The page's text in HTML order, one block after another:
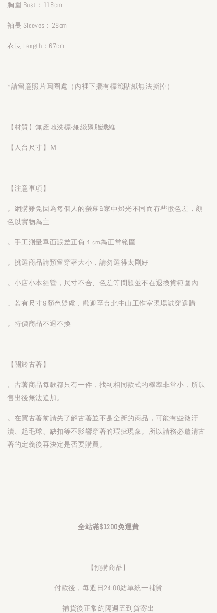
胸圍 Bust：118cm
袖長 Sleeves：28cm
衣長 Length：67cm
*請留意照片圓圈處（內裡下擺有標籤貼紙無法撕掉）
【材質】無產地洗標-細緻聚脂纖維
【人台尺寸】Ｍ
【注意事項】
。網購難免因為每個人的螢幕&家中燈光不同而有些微色差，顏
色以實物為主
。手工測量單面誤差正負１cm為正常範圍
。挑選商品請預留穿著大小，請勿選得太剛好
。小店小本經營，尺寸不合、色差等問題並不在退換貨範圍內
。若有尺寸&顏色疑慮，歡迎至台北中山工作室現場試穿選購
。特價商品不退不換
【關於古著】
。古著商品每款都只有一件，找到相同款式的機率非常小，所以
售出後無法追加。
。在買古著前請先了解古著並不是全新的商品，可能有些微汙
漬、起毛球、缺扣等不影響穿著的瑕疵現象。所以請務必釐清古
著的定義後再決定是否要購買。
全站滿$1200免運費
【預購商品】
付款後，每週日24:00結單統一補貨
補貨後正常約隔週五到貨寄出